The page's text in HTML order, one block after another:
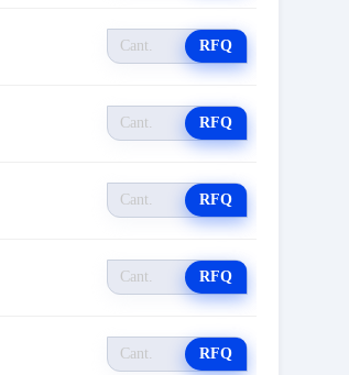
RFQ
RFQ
RFQ
RFQ
RFQ